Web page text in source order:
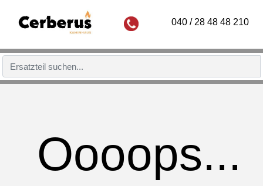
040 / 28 48 48 210
Oooops...